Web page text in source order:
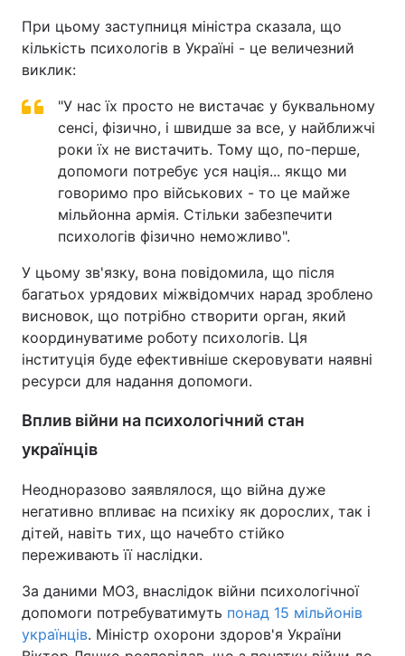
При цьому заступниця міністра сказала, що
кількість психологів в Україні - це величезний
виклик:
"У нас їх просто не вистачає у буквальному
сенсі, фізично, і швидше за все, у найближчі
роки їх не вистачить. Тому що, по-перше,
допомоги потребує уся нація... якщо ми
говоримо про військових - то це майже
мільйонна армія. Стільки забезпечити
психологів фізично неможливо".
У цьому зв'язку, вона повідомила, що після
багатьох урядових міжвідомчих нарад зроблено
висновок, що потрібно створити орган, який
координуватиме роботу психологів. Ця
інституція буде ефективніше скеровувати наявні
ресурси для надання допомоги.
Вплив війни на психологічний стан
українців
Неодноразово заявлялося, що війна дуже
негативно впливає на психіку як дорослих, так і
дітей, навіть тих, що начебто стійко
переживають її наслідки.
За даними МОЗ, внаслідок війни психологічної
допомоги потребуватимуть понад 15 мільйонів
українців. Міністр охорони здоров'я України